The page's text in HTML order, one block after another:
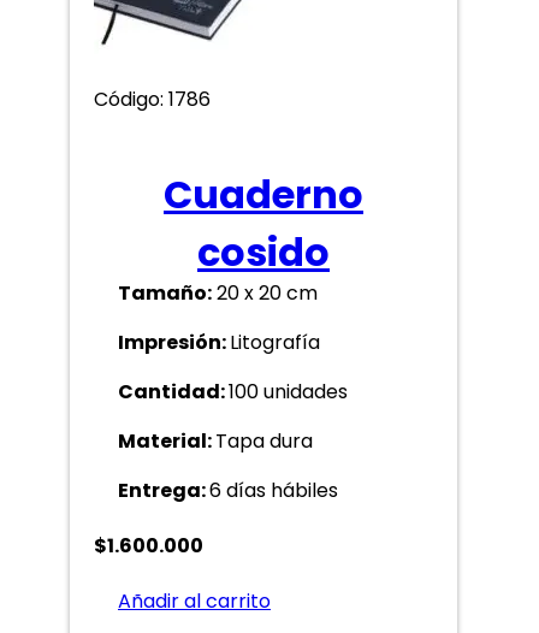
Código: 1786
Cuaderno
cosido
Tamaño:20 x 20 cm
Impresión:Litografía
Cantidad:100 unidades
Material:Tapa dura
Entrega:6 días hábiles
$1.600.000
Añadir al carrito